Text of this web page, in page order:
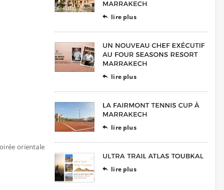
orientale
 lire plus
 lire plus
 lire plus
 lire plus